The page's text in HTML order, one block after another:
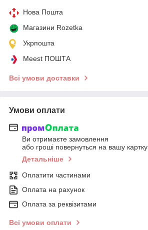
Нова Пошта
Магазини Rozetka
Укрпошта
Meest ПОШТА
Всі умови доставки
Умови оплати
Ви отримаєте замовлення
або гроші повернуться на вашу картку
Детальніше
Оплатити частинами
Оплата на рахунок
Оплата за реквізитами
Всі умови оплати